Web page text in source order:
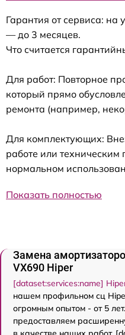
Гарантия от сервиса: на
— до 3 месяцев.
Что считается
Для работ: Повторное
который прямо
ремонта (например,
Для комплектующих:
работе или
нормальном
Показать полностью
Замена
VX690 Hiper
[dataset:services:name]
нашем профильном сц
огромным опытом - от 5
предоставляем